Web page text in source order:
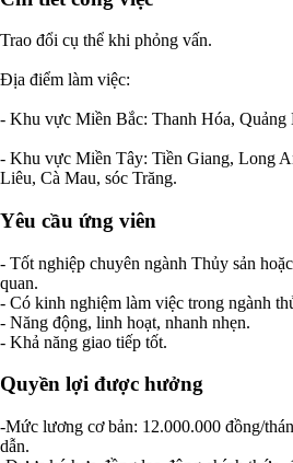
Trao đổi cụ thể khi phỏng vấn.
Địa điểm làm việc:
- Khu vực Miền Bắc: Thanh Hóa, Quảng
- Khu vực Miền Tây: Tiền Giang, Long
Liêu, Cà Mau, sóc Trăng.
Yêu cầu ứng viên
- Tốt nghiệp chuyên ngành Thủy sản
quan.
- Có kinh nghiệm làm việc trong ngành
- Năng động, linh hoạt, nhanh nhẹn.
- Khả năng giao tiếp tốt.
Quyền lợi được hưởng
-Mức lương cơ bản: 12.000.000 đồng/
dẫn.